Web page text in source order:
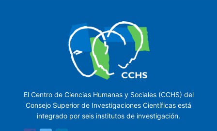
El Centro de Ciencias Humanas y Sociales (CCHS) del
Consejo Superior de Investigaciones Científicas está
integrado por seis institutos de investigación.